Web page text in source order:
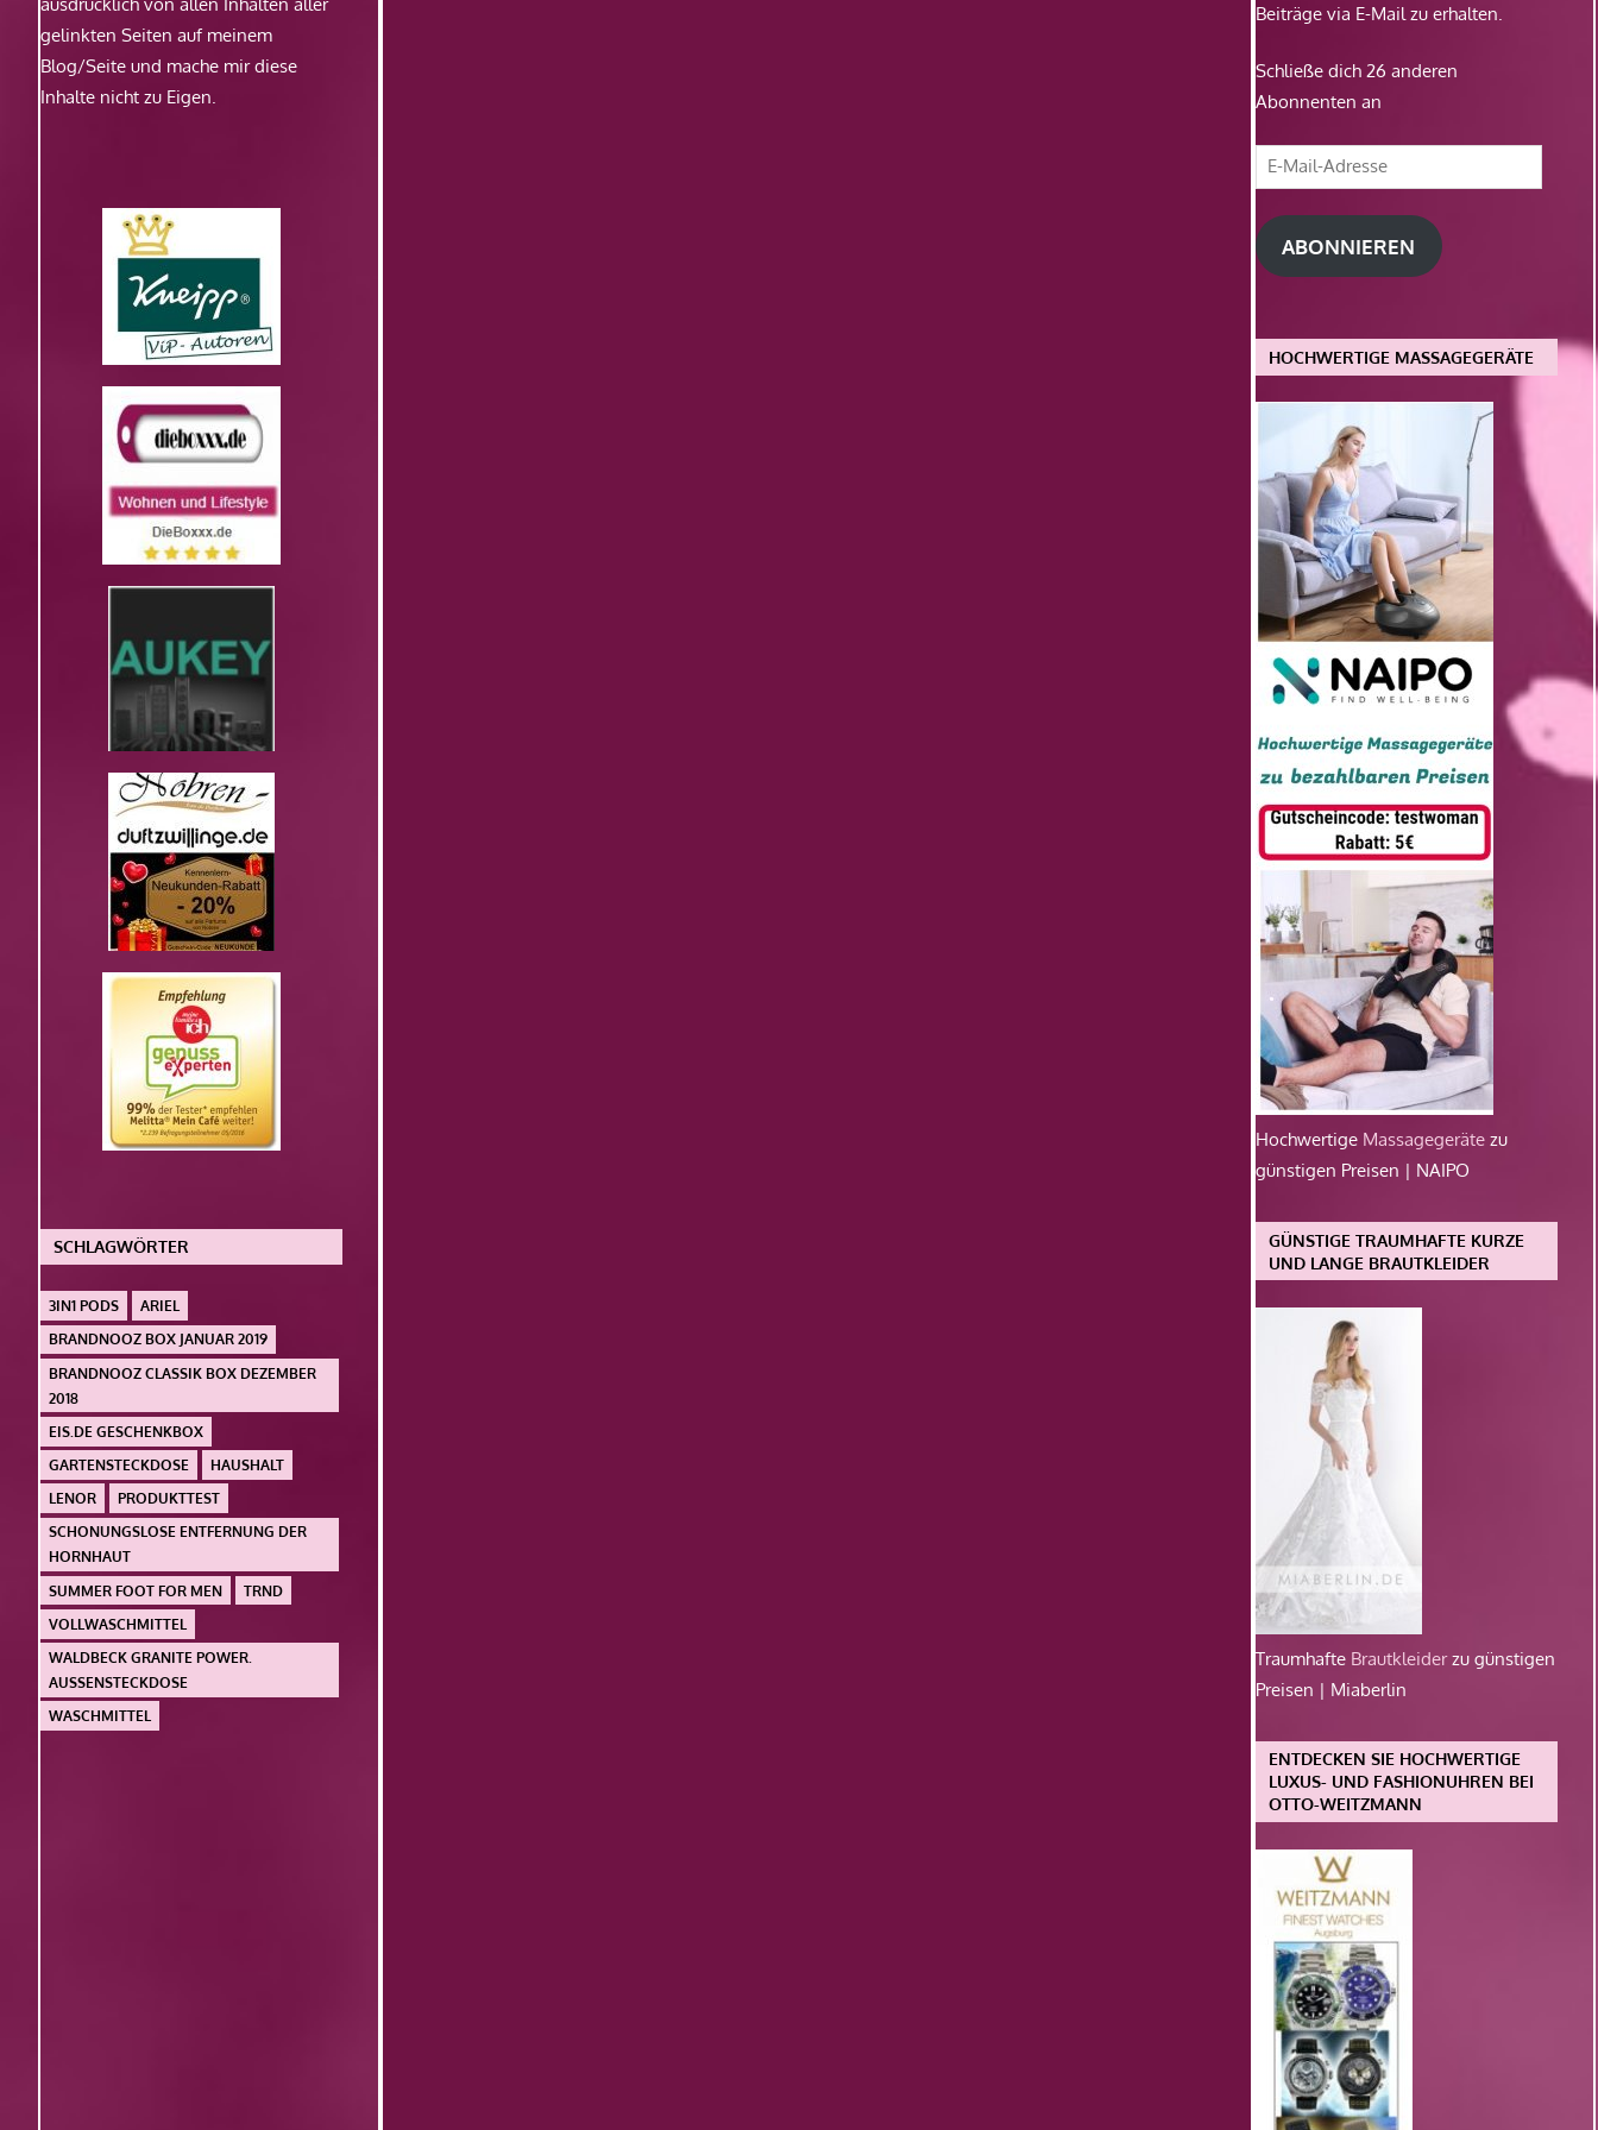
gelinkten Seiten auf meinem
Blog/Seite und mache mir diese
Inhalte nicht zu Eigen.
SCHLAGWÖRTER
3IN1 PODS
ARIEL
BRANDNOOZ BOX JANUAR 2019
BRANDNOOZ CLASSIK BOX DEZEMBER
2018
EIS.DE GESCHENKBOX
GARTENSTECKDOSE
HAUSHALT
LENOR
PRODUKTTEST
SCHONUNGSLOSE ENTFERNUNG DER
HORNHAUT
SUMMER FOOT FOR MEN
TRND
VOLLWASCHMITTEL
WALDBECK GRANITE POWER.
AUSSENSTECKDOSE
WASCHMITTEL
Beiträge via E-Mail zu erhalten.
Schließe dich 26 anderen
Abonnenten an
E-
Mail-
Adresse
ABONNIEREN
HOCHWERTIGE MASSAGEGERÄTE
Hochwertige Massagegeräte zu
günstigen Preisen | NAIPO
GÜNSTIGE TRAUMHAFTE KURZE
UND LANGE BRAUTKLEIDER
Traumhafte Brautkleiderzu günstigen
Preisen | Miaberlin
ENTDECKEN SIE HOCHWERTIGE
LUXUS- UND FASHIONUHREN BEI
OTTO-WEITZMANN